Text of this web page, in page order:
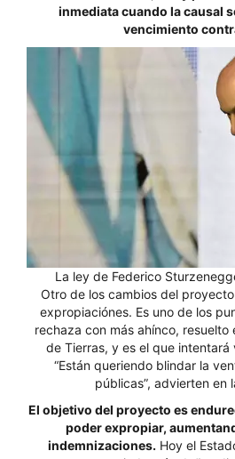
inmediata cuando la causal
vencimiento
La ley de Federico
Otro de los cambios del
expropiaciónes. Es uno de los
rechaza con más ahínco,
de Tierras, y es el que intentará
“Están queriendo blindar la
públicas”, advierten en
El objetivo del proyecto es
poder expropiar,
indemnizaciones. Hoy el